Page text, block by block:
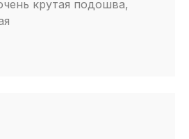
крутая подошва,